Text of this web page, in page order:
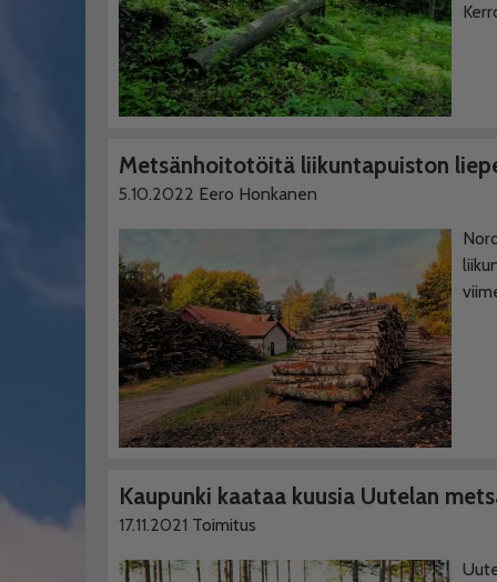
Metsänhoitotöitä liikuntapuiston
5.10.2022 Eero Honkanen
Kaupunki kaataa kuusia Uutelan
17.11.2021 Toimitus